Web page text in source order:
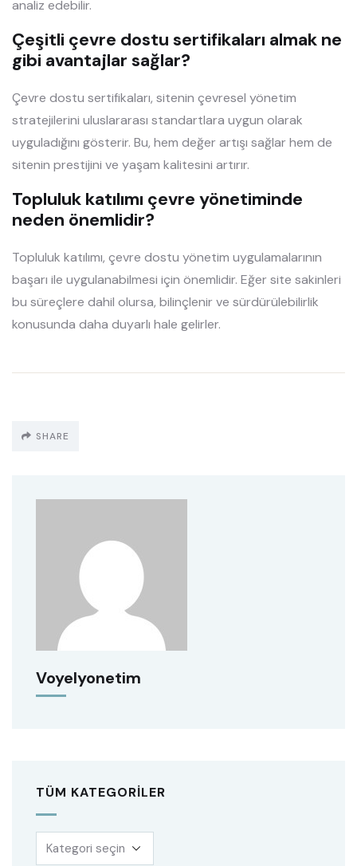
analiz edebilir.
Çeşitli çevre dostu sertifikaları almak ne
gibi avantajlar sağlar?
Çevre dostu sertifikaları, sitenin çevresel yönetim
stratejilerini uluslararası standartlara uygun olarak
uyguladığını gösterir. Bu, hem değer artışı sağlar hem de
sitenin prestijini ve yaşam kalitesini artırır.
Topluluk katılımı çevre yönetiminde
neden önemlidir?
Topluluk katılımı, çevre dostu yönetim uygulamalarının
başarı ile uygulanabilmesi için önemlidir. Eğer site sakinleri
bu süreçlere dahil olursa, bilinçlenir ve sürdürülebilirlik
konusunda daha duyarlı hale gelirler.
SHARE
Voyelyonetim
TÜM KATEGORILER